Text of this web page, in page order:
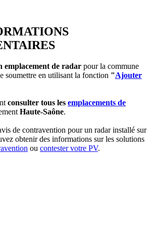
emplacement de radar pour la commune
soumettre en utilisant la fonction "Ajouter
consulter tous les emplacements de
Haute-Saône.
de contravention pour un radar installé sur
obtenir des informations sur les solutions
ou contester votre PV.